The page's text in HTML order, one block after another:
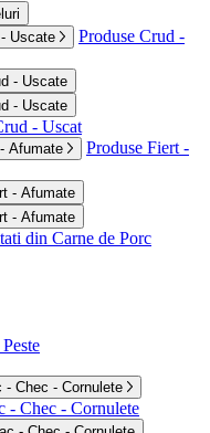
Uscate
Produse Crud -
- Uscate
- Uscate
- Uscat
Afumate
Produse Fiert -
- Afumate
- Afumate
din Carne de Porc
- Chec - Cornulete
- Chec - Cornulete